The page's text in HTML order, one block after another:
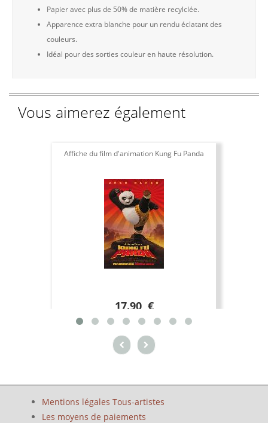
Papier avec plus de 50% de matière recylclée.
Apparence extra blanche pour un rendu éclatant des
couleurs.
Idéal pour des sorties couleur en haute résolution.
Vous aimerez également
Affiche du film d'animation Kung Fu Panda
17.90 €
Mentions légales Tous-artistes
Les moyens de paiements